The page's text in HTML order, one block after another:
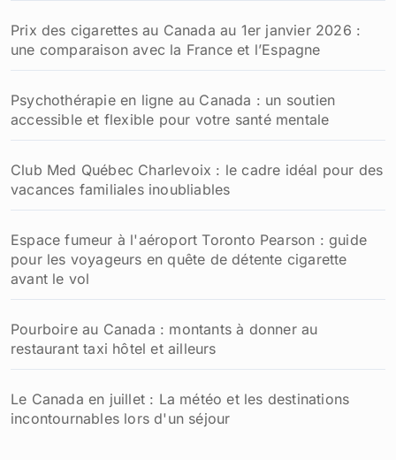
Prix des cigarettes au Canada au 1er janvier 2026 :
une comparaison avec la France et l’Espagne
Psychothérapie en ligne au Canada : un soutien
accessible et flexible pour votre santé mentale
Club Med Québec Charlevoix : le cadre idéal pour des
vacances familiales inoubliables
Espace fumeur à l'aéroport Toronto Pearson : guide
pour les voyageurs en quête de détente cigarette
avant le vol
Pourboire au Canada : montants à donner au
restaurant taxi hôtel et ailleurs
Le Canada en juillet : La météo et les destinations
incontournables lors d'un séjour